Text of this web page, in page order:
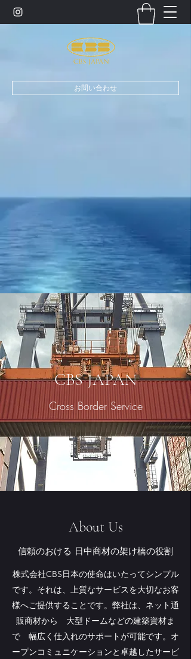
お問い合わせ
CBS JAPAN
Cross Border Service
About Us
信頼のおける 日中商材の架け橋の役割
株式会社CBS日本の使命はいたってシンプル
です。それは、上質なサービスを大切なお客
様へご提供することです。弊社は、ネット通
販商材から 大型ドームなどの建築資材ま
で 幅広く仕入れのサポートが可能です。オ
ープンコミュニケーションと卓越したサービ